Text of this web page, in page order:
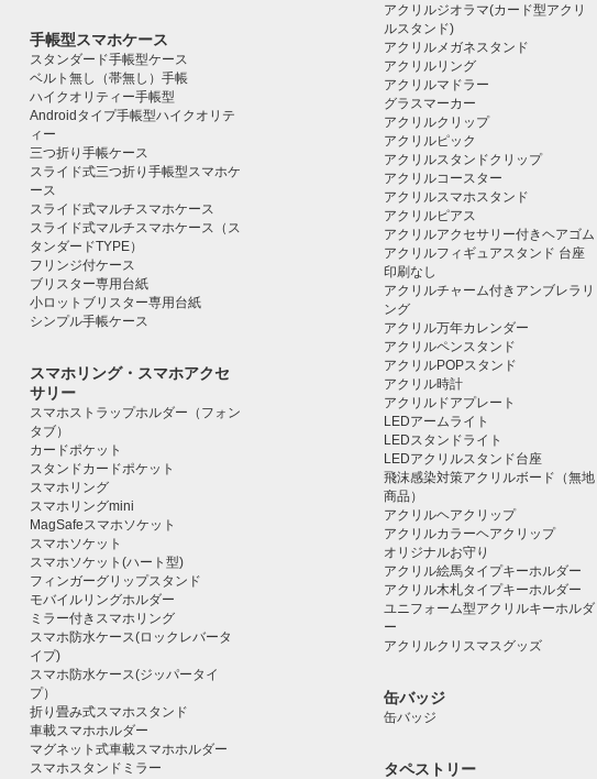
手帳型スマホケース
スタンダード手帳型ケース
ベルト無し（帯無し）手帳
ハイクオリティー手帳型
Androidタイプ手帳型ハイクオリテ
ィー
三つ折り手帳ケース
スライド式三つ折り手帳型スマホケ
ース
スライド式マルチスマホケース
スライド式マルチスマホケース（ス
タンダードTYPE）
フリンジ付ケース
ブリスター専用台紙
小ロットブリスター専用台紙
シンプル手帳ケース
スマホリング・スマホアクセ
サリー
スマホストラップホルダー（フォン
タブ）
カードポケット
スタンドカードポケット
スマホリング
スマホリングmini
MagSafeスマホソケット
スマホソケット
スマホソケット(ハート型)
フィンガーグリップスタンド
モバイルリングホルダー
ミラー付きスマホリング
スマホ防水ケース(ロックレバータ
イプ)
スマホ防水ケース(ジッパータイ
プ）
折り畳み式スマホスタンド
車載スマホホルダー
マグネット式車載スマホホルダー
スマホスタンドミラー
アクリルジオラマ(カード型アクリ
ルスタンド)
アクリルメガネスタンド
アクリルリング
アクリルマドラー
グラスマーカー
アクリルクリップ
アクリルピック
アクリルスタンドクリップ
アクリルコースター
アクリルスマホスタンド
アクリルピアス
アクリルアクセサリー付きヘアゴム
アクリルフィギュアスタンド 台座
印刷なし
アクリルチャーム付きアンブレラリ
ング
アクリル万年カレンダー
アクリルペンスタンド
アクリルPOPスタンド
アクリル時計
アクリルドアプレート
LEDアームライト
LEDスタンドライト
LEDアクリルスタンド台座
飛沫感染対策アクリルボード（無地
商品）
アクリルヘアクリップ
アクリルカラーヘアクリップ
オリジナルお守り
アクリル絵馬タイプキーホルダー
アクリル木札タイプキーホルダー
ユニフォーム型アクリルキーホルダ
ー
アクリルクリスマスグッズ
缶バッジ
缶バッジ
タペストリー